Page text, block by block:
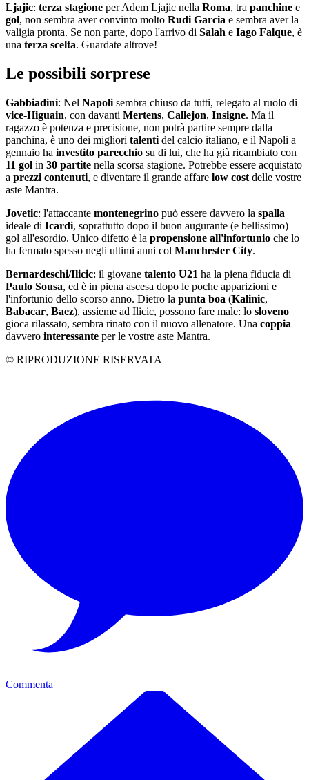
Ljajic: terza stagione per Adem Ljajic nella Roma, tra panchine e
gol, non sembra aver convinto molto Rudi Garcia e sembra aver la
valigia pronta. Se non parte, dopo l'arrivo di Salah e Iago Falque, è
una terza scelta. Guardate altrove!
Le possibili sorprese
Gabbiadini: Nel Napoli sembra chiuso da tutti, relegato al ruolo di
vice-Higuain, con davanti Mertens, Callejon, Insigne. Ma il
ragazzo è potenza e precisione, non potrà partire sempre dalla
panchina, è uno dei migliori talenti del calcio italiano, e il Napoli a
gennaio ha investito parecchio su di lui, che ha già ricambiato con
11 gol in 30 partite nella scorsa stagione. Potrebbe essere acquistato
a prezzi contenuti, e diventare il grande affare low cost delle vostre
aste Mantra.
Jovetic: l'attaccante montenegrino può essere davvero la spalla
ideale di Icardi, soprattutto dopo il buon augurante (e bellissimo)
gol all'esordio. Unico difetto è la propensione all'infortunio che lo
ha fermato spesso negli ultimi anni col Manchester City.
Bernardeschi/Ilicic: il giovane talento U21 ha la piena fiducia di
Paulo Sousa, ed è in piena ascesa dopo le poche apparizioni e
l'infortunio dello scorso anno. Dietro la punta boa (Kalinic,
Babacar, Baez), assieme ad Ilicic, possono fare male: lo sloveno
gioca rilassato, sembra rinato con il nuovo allenatore. Una coppia
davvero interessante per le vostre aste Mantra.
© RIPRODUZIONE RISERVATA
Commenta